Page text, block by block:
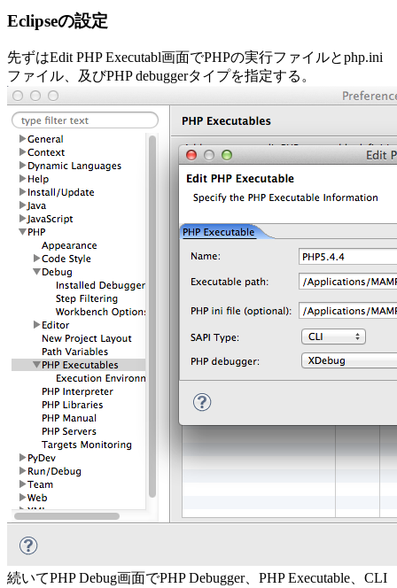
Eclipseの設定
先ずはEdit PHP Executabl画面でPHPの実行ファイルとphp.ini
ファイル、及びPHP debuggerタイプを指定する。
続いてPHP Debug画面でPHP Debugger、PHP Executable、CLI